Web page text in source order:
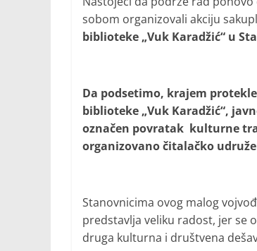
sobom organizovali akciju
biblioteke „Vuk Karadžić“ u
Da podsetimo, krajem
biblioteke „Vuk Karadžić“,
označen povratak kulturne
organizovano čitalačko
Stanovnicima ovog malog
predstavlja veliku radost, jer se
druga kulturna i društvena